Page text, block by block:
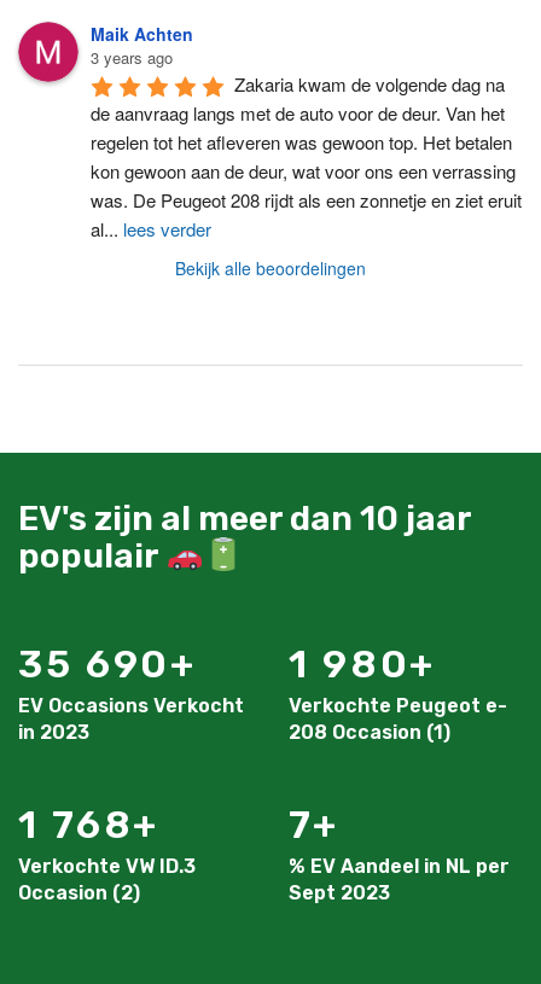
Maik Achten
3 years ago
Zakaria kwam de volgende dag na
de aanvraag langs met de auto voor de deur. Van het
regelen tot het afleveren was gewoon top. Het betalen
kon gewoon aan de deur, wat voor ons een verrassing
was. De Peugeot 208 rijdt als een zonnetje en ziet eruit
al... lees verder
Bekijk alle beoordelingen
EV's zijn al meer dan 10 jaar
populair
35 690
EV Occasions Verkocht
in 2023
1 980
Verkochte Peugeot e-
208 Occasion (1)
1 768
Verkochte VW ID.3
Occasion (2)
7
% EV Aandeel in NL per
Sept 2023